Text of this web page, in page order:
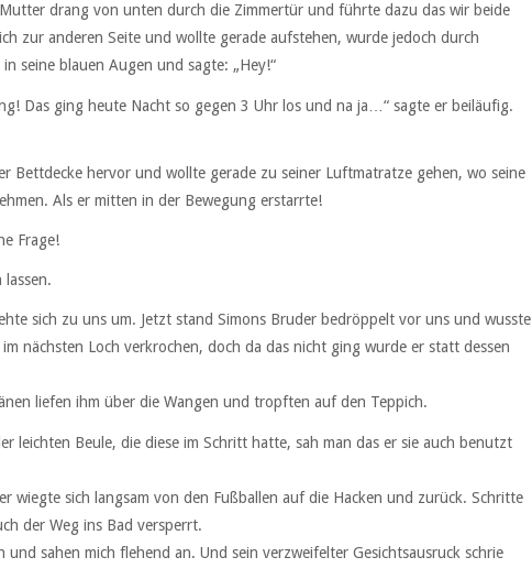
drang von unten durch die Zimmertür und führte dazu das wir beide
zur anderen Seite und wollte gerade aufstehen, wurde jedoch durch
seine blauen Augen und sagte: „Hey!“
Das ging heute Nacht so gegen 3 Uhr los und na ja…“ sagte er beiläufig.
Bettdecke hervor und wollte gerade zu seiner Luftmatratze gehen, wo seine
Als er mitten in der Bewegung erstarrte!
Frage!
sich zu uns um. Jetzt stand Simons Bruder bedröppelt vor uns und wusste
nächsten Loch verkrochen, doch da das nicht ging wurde er statt dessen
liefen ihm über die Wangen und tropften auf den Teppich.
leichten Beule, die diese im Schritt hatte, sah man das er sie auch benutzt
wiegte sich langsam von den Fußballen auf die Hacken und zurück. Schritte
der Weg ins Bad versperrt.
und sahen mich flehend an. Und sein verzweifelter Gesichtsausruck schrie